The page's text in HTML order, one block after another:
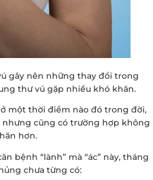
gây nên những thay đổi trong
thư vú gặp nhiều khó khăn.
một thời điểm nào đó trong đời,
cũng có trường hợp không
hơn.
bệnh “lành” mà “ác” này, tháng
chưa từng có: